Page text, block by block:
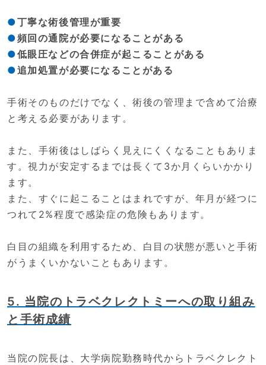
丁寧な術後管理が重要
頻回の通院が必要になることがある
低眼圧などの合併症が起こることがある
追加処置が必要になることがある
手術そのものだけでなく、術後の管理まで含めて治療
と考える必要があります。
また、手術後はしばらく見えにくくなることもありま
す。視力が安定するまでは長くて3か月くらいかかり
ます。
また、すぐに起こることはまれですが、年月が経つに
つれて2%程度で感染症の危険もあります。
白目の組織を利用するため、白目の状態が悪いと手術
がうまくいかないこともあります。
5. 当院のトラベクレクトミーへの取り組み
と手術成績
当院の院長は、大学病院勤務時代からトラベクレクト